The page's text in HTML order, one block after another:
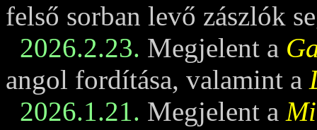
felső sorban levő zászlók
2026.2.23. Megjelent a
angol fordítása, valamint a
2026.1.21. Megjelent a